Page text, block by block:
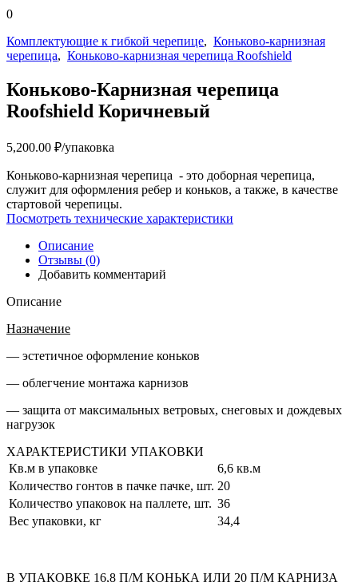
0
Комплектующие к гибкой черепице, Коньково-карнизная
черепица, Коньково-карнизная черепица Roofshield
Коньково-Карнизная черепица
Roofshield Коричневый
5,200.00 ₽/упаковка
Коньково-карнизная черепица - это доборная черепица,
служит для оформления ребер и коньков, а также, в качестве
стартовой черепицы.
Посмотреть технические характеристики
Описание
Отзывы (0)
Добавить комментарий
Описание
Назначение
— эстетичное оформление коньков
— облегчение монтажа карнизов
— защита от максимальных ветровых, снеговых и дождевых
нагрузок
ХАРАКТЕРИСТИКИ УПАКОВКИ
Кв.м в упаковке
6,6 кв.м
Количество гонтов в пачке пачке, шт. 20
Количество упаковок на паллете, шт. 36
Вес упаковки, кг
34,4
В УПАКОВКЕ 16,8 П/М КОНЬКА ИЛИ 20 П/М КАРНИЗА